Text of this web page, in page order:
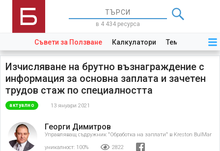
в 4 434 ресурса
Съвети за Ползване Калкулатори Теми Закони
Изчисляване на брутно възнаграждение с
информация за основна заплата и зачетен
трудов стаж по специалността
актуално 13 януари 2021
Георги Димитров
Управляващ съдружник "Обработка на заплати" в Kreston BulMar
уникалност: 100% 2822